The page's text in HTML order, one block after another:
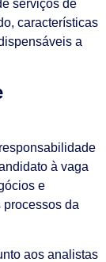
serviços de
características
a
à vaga
e
processos da
aos analistas